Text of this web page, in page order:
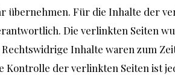
übernehmen. Für die Inhalte der
Die verlinkten Seiten
Inhalte waren zum
der verlinkten Seiten ist